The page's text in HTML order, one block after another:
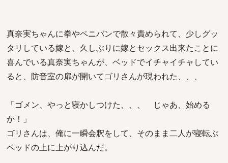
真奈実ちゃんに拳やペニバンで散々責められて、少しグッ
タリしている嫁と、久しぶりに嫁とセックス出来たことに
喜んでいる真奈実ちゃんが、ベッドでイチャイチャしてい
ると、防音室の扉が開いてゴリさんが現われた、、、
「ゴメン、やっと寝かしつけた、、、 じゃあ、始める
か！」
ゴリさんは、俺に一瞬会釈をして、そのまま二人が寝転ぶ
ベッドの上に上がり込んだ。